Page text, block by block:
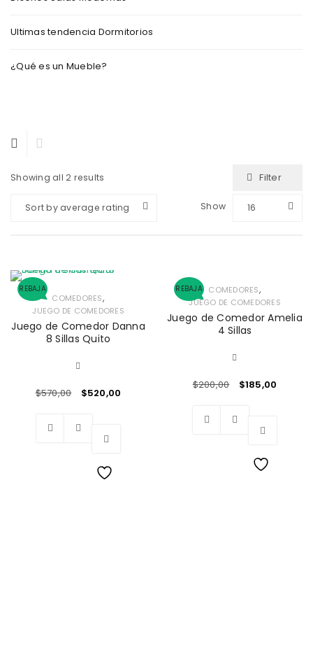
Ultimas tendencia Dormitorios
¿Qué es un Mueble?
Showing all 2 results Filter
Sort by average rating Show 16
REBAJA
COMEDORES,
JUEGO DE COMEDORES
Juego de Comedor Danna
8 Sillas Quito
$570,00 $520,00
REBAJA COMEDORES,
JUEGO DE COMEDORES
Juego de Comedor Amelia
4 Sillas
$200,00 $185,00